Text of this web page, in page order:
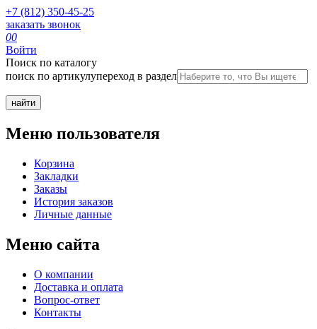
+7 (812) 350-45-25
заказать звонок
00
Войти
Поиск по каталогу
поиск по артикулупереход в раздел
Меню пользователя
Корзина
Закладки
Заказы
История заказов
Личные данные
Меню сайта
О компании
Доставка и оплата
Вопрос-ответ
Контакты